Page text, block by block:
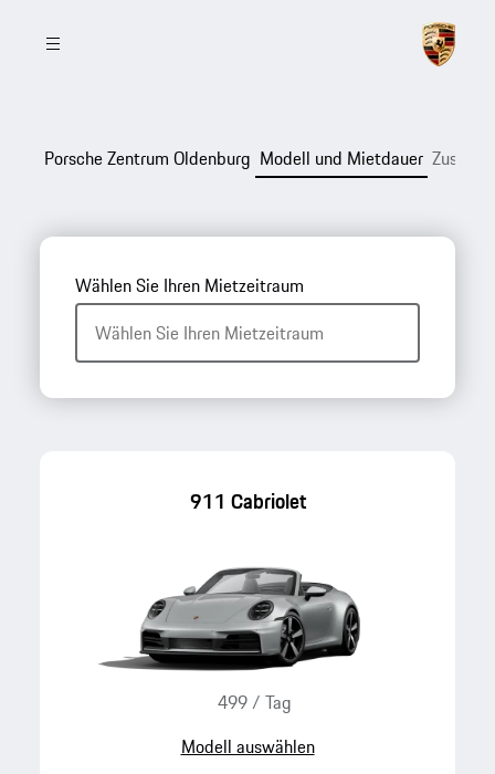
Porsche Zentrum Oldenburg Modell und Mietdauer
911 Cabriolet
499/ Tag
Modell auswählen